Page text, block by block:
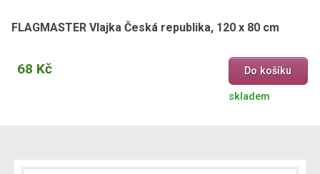
FLAGMASTER Vlajka Česká republika, 120 x 80 cm
68 Kč Do košíku
skladem